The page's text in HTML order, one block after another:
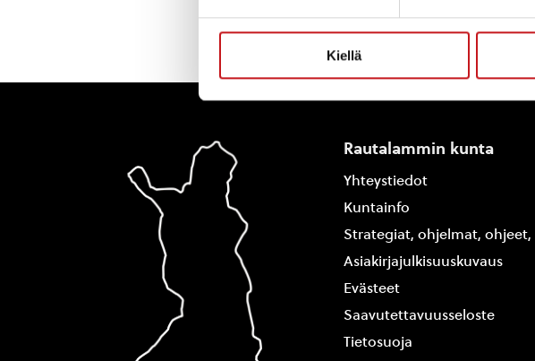
Kiellä
Rautalammin kunta
Yhteystiedot
Kuntainfo
Strategiat, ohjelmat,
Asiakirjajulkisuuskuvaus
Evästeet
Saavutettavuusseloste
Tietosuoja